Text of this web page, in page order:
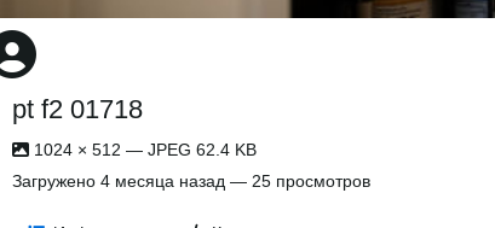
pt f2 01718
1024 × 512 — JPEG 62.4 KB
Загружено 4 месяца назад — 25 просмотров